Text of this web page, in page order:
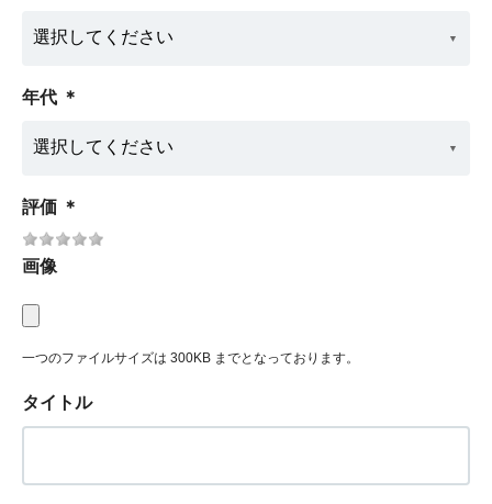
年代 ＊
評価 ＊
画像
一つのファイルサイズは 300KB までとなっております。
タイトル